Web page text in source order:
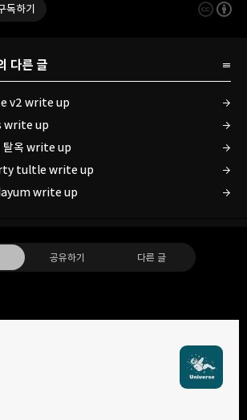
독하기
다른 글
v2 write up
write up
옥 write up
tultle write up
write up
공유하기 다른 글
트위터